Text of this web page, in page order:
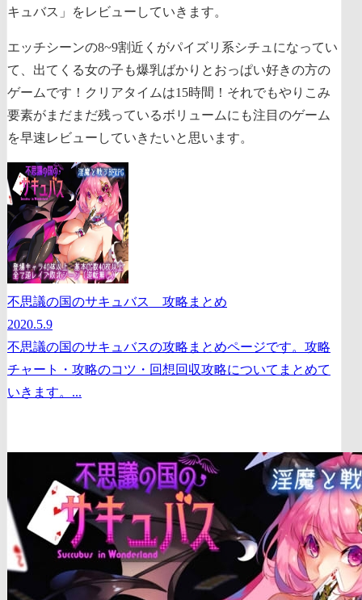
キュバス」をレビューしていきます。
エッチシーンの8~9割近くがパイズリ系シチュになってい
て、出てくる女の子も爆乳ばかりとおっぱい好きの方の
ゲームです！クリアタイムは15時間！それでもやりこみ
要素がまだまだ残っているボリュームにも注目のゲーム
を早速レビューしていきたいと思います。
不思議の国のサキュバス 攻略まとめ
2020.5.9
不思議の国のサキュバスの攻略まとめページです。攻略
チャート・攻略のコツ・回想回収攻略についてまとめて
いきます。...